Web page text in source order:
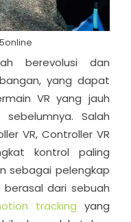
berevolusi dan
yang dapat
VR yang jauh
Salah
VR, Controller VR
kontrol paling
sebagai pelengkap
dari sebuah
tracking yang